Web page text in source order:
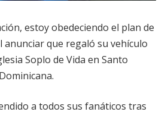
estoy obedeciendo el plan de
anunciar que regaló su vehículo
Soplo de Vida en Santo
a todos sus fanáticos tras